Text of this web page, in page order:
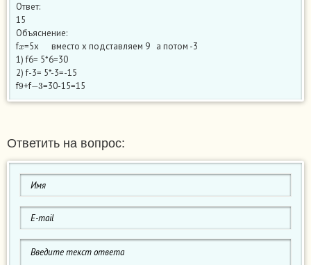
Ответ:
15
Объяснение:
f =5x вместо х подставляем 9 а потом -3
1) f6= 5*6=30
2) f-3= 5*-3=-15
f9+f− 3=30-15=15
Ответить на вопрос: